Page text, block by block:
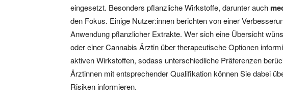
eingesetzt. Besonders pflanzliche Wirkstoffe, darunter auch
den Fokus. Einige Nutzer:innen berichten von einer
Anwendung pflanzlicher Extrakte. Wer sich eine Übersicht
oder einer Cannabis Ärztin über therapeutische Optionen
aktiven Wirkstoffen, sodass unterschiedliche Präferenzen
Ärztinnen mit entsprechender Qualifikation können Sie dabei
Risiken informieren.